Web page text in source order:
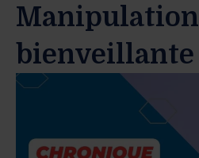
Manipulation
bienveillante